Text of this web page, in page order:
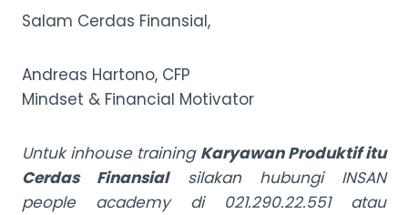
Salam Cerdas Finansial,
Andreas Hartono, CFP
Mindset & Financial Motivator
Untuk inhouse training Karyawan Produktif itu
Cerdas Finansialsilakan hubungi INSAN
people academy di 021.290.22.551 atau